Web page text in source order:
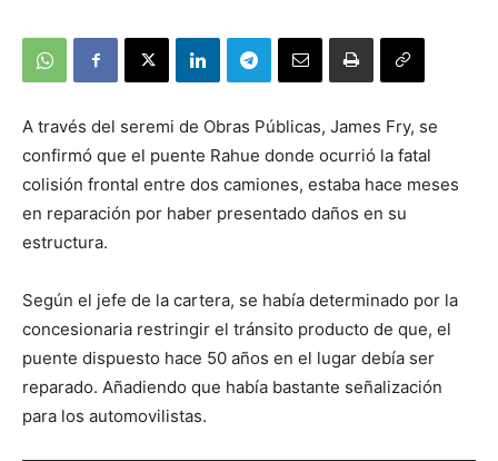
A través del seremi de Obras Públicas, James Fry, se
confirmó que el puente Rahue donde ocurrió la fatal
colisión frontal entre dos camiones, estaba hace meses
en reparación por haber presentado daños en su
estructura.
Según el jefe de la cartera, se había determinado por la
concesionaria restringir el tránsito producto de que, el
puente dispuesto hace 50 años en el lugar debía ser
reparado. Añadiendo que había bastante señalización
para los automovilistas.